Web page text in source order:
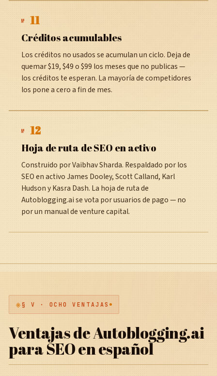
№ 11
Créditos acumulables
Los créditos no usados se acumulan un ciclo. Deja de
quemar $19, $49 o $99 los meses que no publicas —
los créditos te esperan. La mayoría de competidores
los pone a cero a fin de mes.
№ 12
Hoja de ruta de SEO en activo
Construido por Vaibhav Sharda. Respaldado por los
SEO en activo James Dooley, Scott Calland, Karl
Hudson y Kasra Dash. La hoja de ruta de
Autoblogging.ai se vota por usuarios de pago — no
por un manual de venture capital.
§ V · OCHO VENTAJAS
Ventajas de Autoblogging.ai
para SEO en español